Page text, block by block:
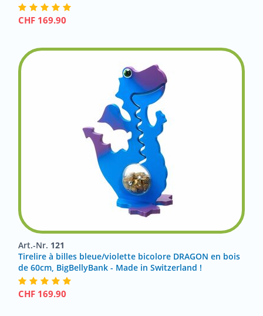
CHF 169.90
Art.-Nr. 121
Tirelire à billes bleue/violette bicolore DRAGON en bois
de 60cm, BigBellyBank - Made in Switzerland !
CHF 169.90